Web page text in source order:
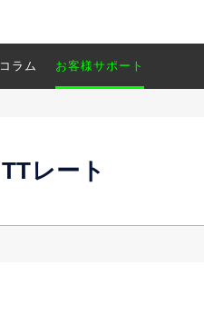
コラム お客様サポート
TTレート